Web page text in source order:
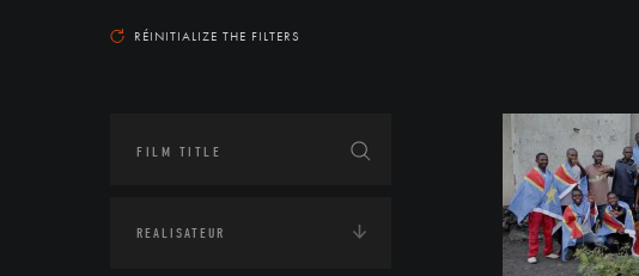
RÉINITIALIZE THE FILTERS